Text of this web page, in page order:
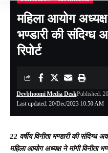
Devbhoomi Media>Blog >
महिला आयोग अध्यक्ष
भण्डारी की संदिग्ध
रिपोर्ट
Last updated: 20/Dec/2023 10:50 AM
Devbhoomi Media DeskPublished:
22 वर्षीय विनीता भण्डारी की
महिला आयोग अध्यक्ष ने मांगी विनीता